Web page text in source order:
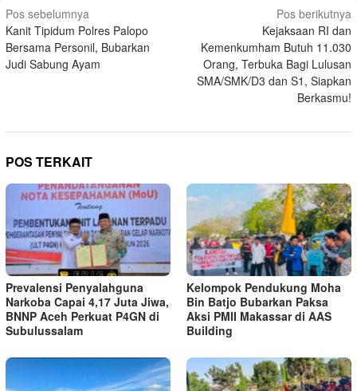
Navigasi
pos
Pos sebelumnya
Kanit Tipidum Polres Palopo
Bersama Personil, Bubarkan
Judi Sabung Ayam
Pos berikutnya
Kejaksaan RI dan
Kemenkumham Butuh 11.030
Orang, Terbuka Bagi Lulusan
SMA/SMK/D3 dan S1, Siapkan
Berkasmu!
POS TERKAIT
Prevalensi Penyalahguna
Narkoba Capai 4,17 Juta Jiwa,
BNNP Aceh Perkuat P4GN di
Subulussalam
Kelompok Pendukung Moha
Bin Batjo Bubarkan Paksa
Aksi PMII Makassar di AAS
Building